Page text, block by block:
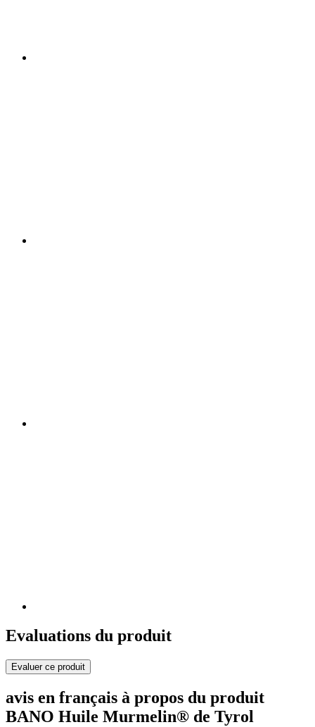
Evaluations du produit
Evaluer ce produit
avis en français à propos du produit
BANO Huile Murmelin® de Tyrol